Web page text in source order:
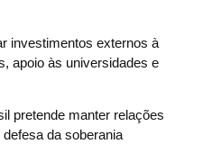
investimentos externos à
apoio às universidades e
pretende manter relações
da soberania